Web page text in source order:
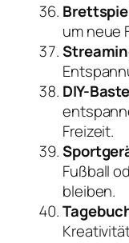
um neue
DIY-
Freizeit.
Fußball
bleiben.